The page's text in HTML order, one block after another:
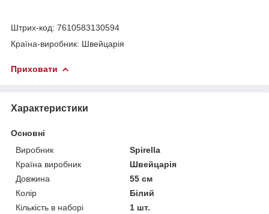
Штрих-код: 7610583130594
Країна-виробник: Швейцарія
Приховати
Характеристики
Основні
Виробник
Spirella
Країна виробник
Швейцарія
Довжина
55 см
Колір
Білий
Кількість в наборі
1 шт.